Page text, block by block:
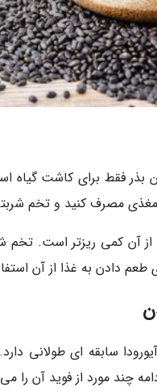
فقط برای کاشت گیاه
مغذی مصرف کنید و تخم
دادن به غذا از آن
سابقه ای طولانی
چند مورد از فوید آن را